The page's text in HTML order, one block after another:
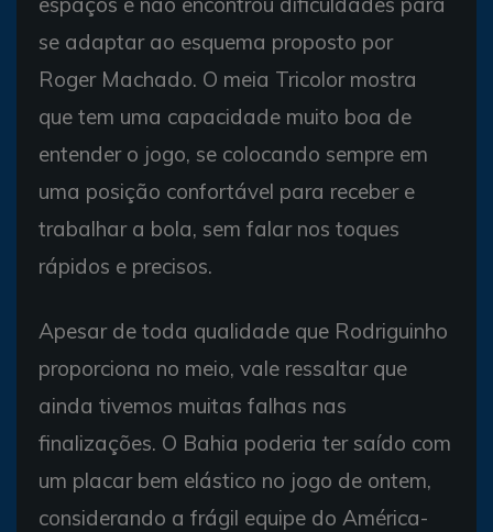
se adaptar ao esquema proposto por
Roger Machado. O meia Tricolor mostra
que tem uma capacidade muito boa de
entender o jogo, se colocando sempre em
uma posição confortável para receber e
trabalhar a bola, sem falar nos toques
rápidos e precisos.
Apesar de toda qualidade que Rodriguinho
proporciona no meio, vale ressaltar que
ainda tivemos muitas falhas nas
finalizações. O Bahia poderia ter saído com
um placar bem elástico no jogo de ontem,
considerando a frágil equipe do América-